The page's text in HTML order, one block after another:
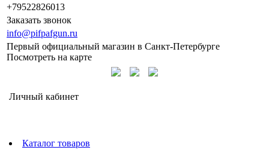
+79522826013
Заказать звонок
info@pifpafgun.ru
Первый официальный магазин в Санкт-Петербурге
Посмотреть на карте
Личный кабинет
Каталог товаров